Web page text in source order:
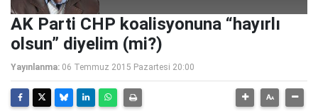
AK Parti CHP koalisyonuna “hayırlı
olsun” diyelim (mi?)
Yayınlanma: 06 Temmuz 2015 Pazartesi 20:00